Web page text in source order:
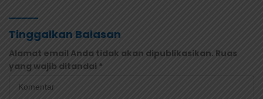
Tinggalkan Balasan
Alamat email Anda tidak akan dipublikasikan. Ruas
yang wajib ditandai *